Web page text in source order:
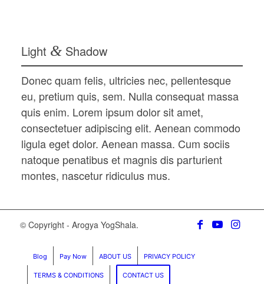
Light &Shadow
Donec quam felis, ultricies nec, pellentesque
eu, pretium quis, sem. Nulla consequat massa
quis enim. Lorem ipsum dolor sit amet,
consectetuer adipiscing elit. Aenean commodo
ligula eget dolor. Aenean massa. Cum sociis
natoque penatibus et magnis dis parturient
montes, nascetur ridiculus mus.
© Copyright - Arogya YogShala.
Blog Pay Now ABOUT US PRIVACY POLICY
TERMS & CONDITIONS CONTACT US